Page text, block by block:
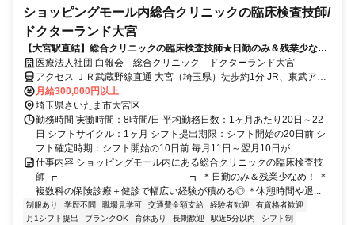
ショッピングモール内総合クリニックの臨床検査技師/
ドクターランド大宮
【大宮駅直結】総合クリニックの臨床検査技師★日勤のみ＆残業少なめ
★退勤後にそのままお買い物も◎
医療法人社団 白報会 総合クリニック ドクターランド大宮
アクセス ＪＲ武蔵野線直通 大宮（埼玉県）徒歩約1分 JR、東武アー
バンパークライン「大宮駅」直結！
月給300,000円以上
埼玉県さいたま市大宮区
勤務時間 実働時間：8時間/日 平均勤務日数：1ヶ月あたり20日～22
日 シフトサイクル：1ヶ月 シフト提出期限：シフト開始の20日前 シ
フト確定時期：シフト開始の10日前 毎月11日～翌月10日が...
仕事内容 ショッピングモール内にある総合クリニックの臨床検査技
師 ┏ ────────────────── ┓ ＊日勤のみ＆残業少なめ！ ＊
複数科の保険診療＋健診で幅広い経験が積める◎ ＊休憩時間や退...
制服あり 学歴不問 職場見学可 交通費全額支給 経験者歓迎
有資格者歓迎
月1シフト提出
ブランクOK 育休あり 長期歓迎 駅近5分以内
シフト制